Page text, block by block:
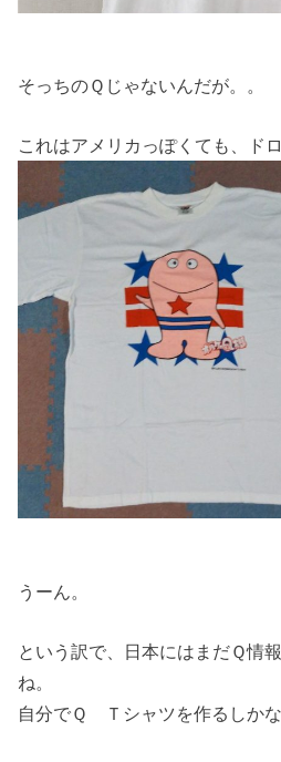
そっちのＱじゃないんだが。。
これはアメリカっぽくても、ド
うーん。
という訳で、日本にはまだＱ情
ね。
自分でＱ Ｔシャツを作るしかな